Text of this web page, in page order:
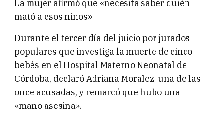
La mujer afirmó que «necesita saber quién
mató a esos niños».
Durante el tercer día del juicio por jurados
populares que investiga la muerte de cinco
bebés en el Hospital Materno Neonatal de
Córdoba, declaró Adriana Moralez, una de las
once acusadas, y remarcó que hubo una
«mano asesina».